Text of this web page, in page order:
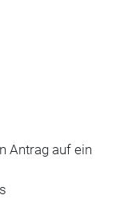
Antrag auf ein